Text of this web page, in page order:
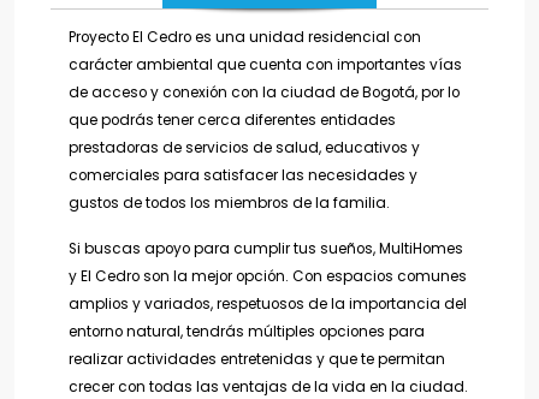
Proyecto El Cedro es una unidad residencial con
carácter ambiental que cuenta con importantes vías
de acceso y conexión con la ciudad de Bogotá, por lo
que podrás tener cerca diferentes entidades
prestadoras de servicios de salud, educativos y
comerciales para satisfacer las necesidades y
gustos de todos los miembros de la familia.
Si buscas apoyo para cumplir tus sueños, MultiHomes
y El Cedro son la mejor opción. Con espacios comunes
amplios y variados, respetuosos de la importancia del
entorno natural, tendrás múltiples opciones para
realizar actividades entretenidas y que te permitan
crecer con todas las ventajas de la vida en la ciudad.